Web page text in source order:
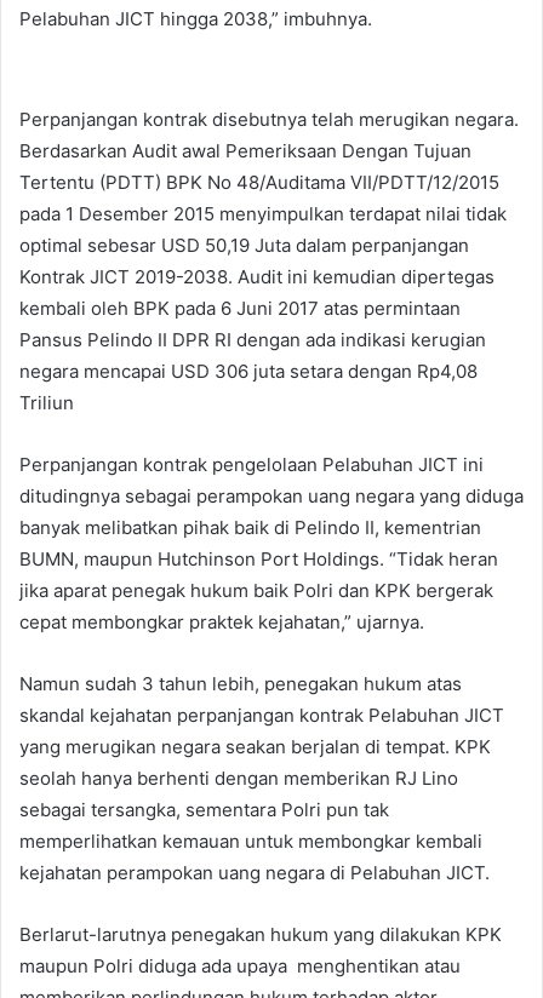
Pelabuhan JICT hingga 2038,” imbuhnya.
Perpanjangan kontrak disebutnya telah merugikan negara.
Berdasarkan Audit awal Pemeriksaan Dengan Tujuan
Tertentu (PDTT) BPK No 48/Auditama VII/PDTT/12/2015
pada 1 Desember 2015 menyimpulkan terdapat nilai tidak
optimal sebesar USD 50,19 Juta dalam perpanjangan
Kontrak JICT 2019-2038. Audit ini kemudian dipertegas
kembali oleh BPK pada 6 Juni 2017 atas permintaan
Pansus Pelindo II DPR RI dengan ada indikasi kerugian
negara mencapai USD 306 juta setara dengan Rp4,08
Triliun
Perpanjangan kontrak pengelolaan Pelabuhan JICT ini
ditudingnya sebagai perampokan uang negara yang diduga
banyak melibatkan pihak baik di Pelindo II, kementrian
BUMN, maupun Hutchinson Port Holdings. “Tidak heran
jika aparat penegak hukum baik Polri dan KPK bergerak
cepat membongkar praktek kejahatan,” ujarnya.
Namun sudah 3 tahun lebih, penegakan hukum atas
skandal kejahatan perpanjangan kontrak Pelabuhan JICT
yang merugikan negara seakan berjalan di tempat. KPK
seolah hanya berhenti dengan memberikan RJ Lino
sebagai tersangka, sementara Polri pun tak
memperlihatkan kemauan untuk membongkar kembali
kejahatan perampokan uang negara di Pelabuhan JICT.
Berlarut-larutnya penegakan hukum yang dilakukan KPK
maupun Polri diduga ada upaya menghentikan atau